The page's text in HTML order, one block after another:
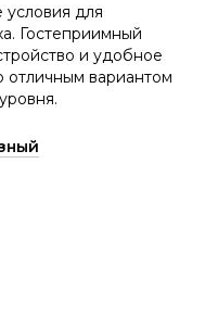
условия для
Гостеприимный
и удобное
вариантом